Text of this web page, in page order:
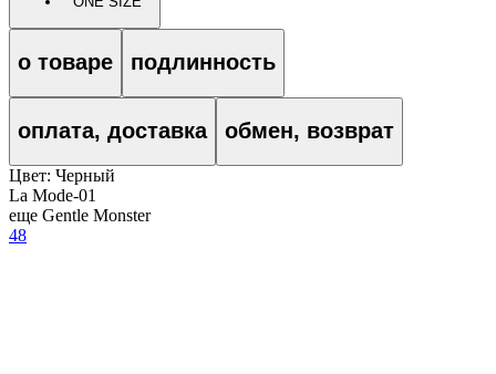
о товаре подлинность
оплата, доставка обмен, возврат
Цвет: Черный
La Mode-01
еще Gentle Monster
48